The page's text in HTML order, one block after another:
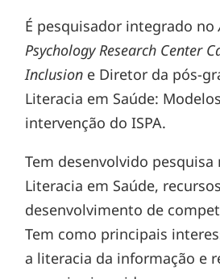
É pesquisador integrado no
Psychology Research Center
Inclusion e Diretor da pós-
Literacia em Saúde:
intervenção do ISPA.
Tem desenvolvido pesquisa
Literacia em Saúde,
desenvolvimento de
Tem como principais
a literacia da informação e